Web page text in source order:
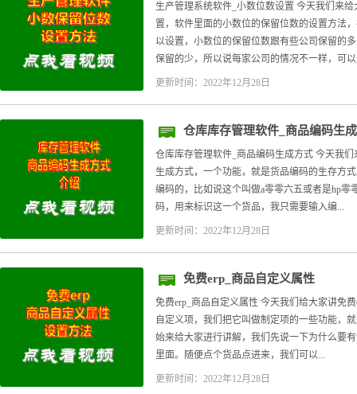
生产管理系统软件_小数位数设置 今天我们来
置，软件里面的小数位的保留位数的设置方法
以设置，小数位的保留位数跟有些公司保留的
保留的少，所以说每家公司的情况不一样，可
更新时间：2022年12月28日
仓库库存管理软件_商品编码生
仓库库存管理软件_商品编码生成方式 今天我
生成方式，一个功能，就是货品编码的生存方
编码的，比如说这个叫做a零零六五或者是hp
码，用来标识这一个货品，我只需要输入编...
更新时间：2022年12月28日
免费erp_商品自定义属性
免费erp_商品自定义属性 今天我们给大家讲免
自定义项，我们把它叫做制定项的一些功能，
始来给大家进行讲解，我们先说一下为什么要
里面。随便点个货品点进来，我们可以...
更新时间：2022年12月28日